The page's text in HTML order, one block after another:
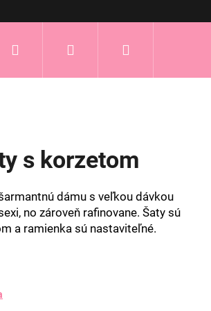
Prihlásenie
s korzetom
dámu s veľkou dávkou
no zároveň rafinovane. Šaty sú
a ramienka sú nastaviteľné.